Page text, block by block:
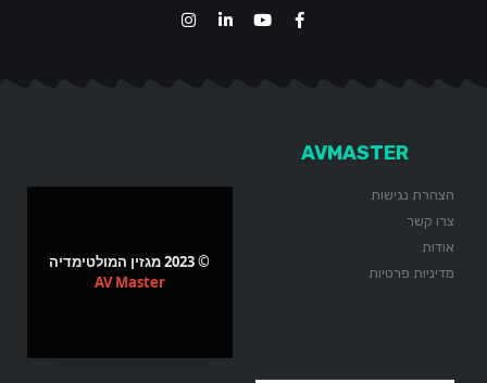
AVMASTER
הצהרת נגישות
צרו קשר
אודות
מדיניות פרטיות
© 2023 מגזין המולטימדיה
AV Master